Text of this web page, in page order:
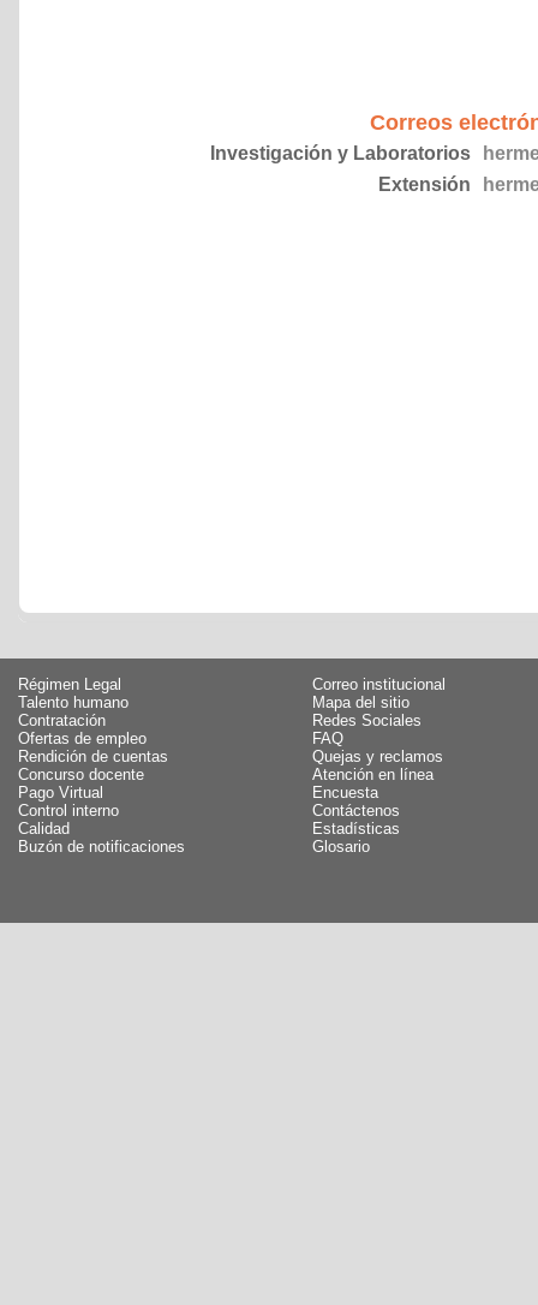
Correos
Investigación y Laboratorios
Extensión
Régimen Legal
Talento humano
Contratación
Ofertas de empleo
Rendición de cuentas
Concurso docente
Pago Virtual
Control interno
Calidad
Buzón de notificaciones
Correo institucional
Mapa del sitio
Redes Sociales
FAQ
Quejas y reclamos
Atención en línea
Encuesta
Contáctenos
Estadísticas
Glosario